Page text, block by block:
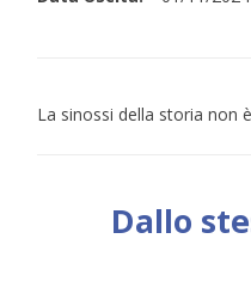
La sinossi della storia non
Dallo